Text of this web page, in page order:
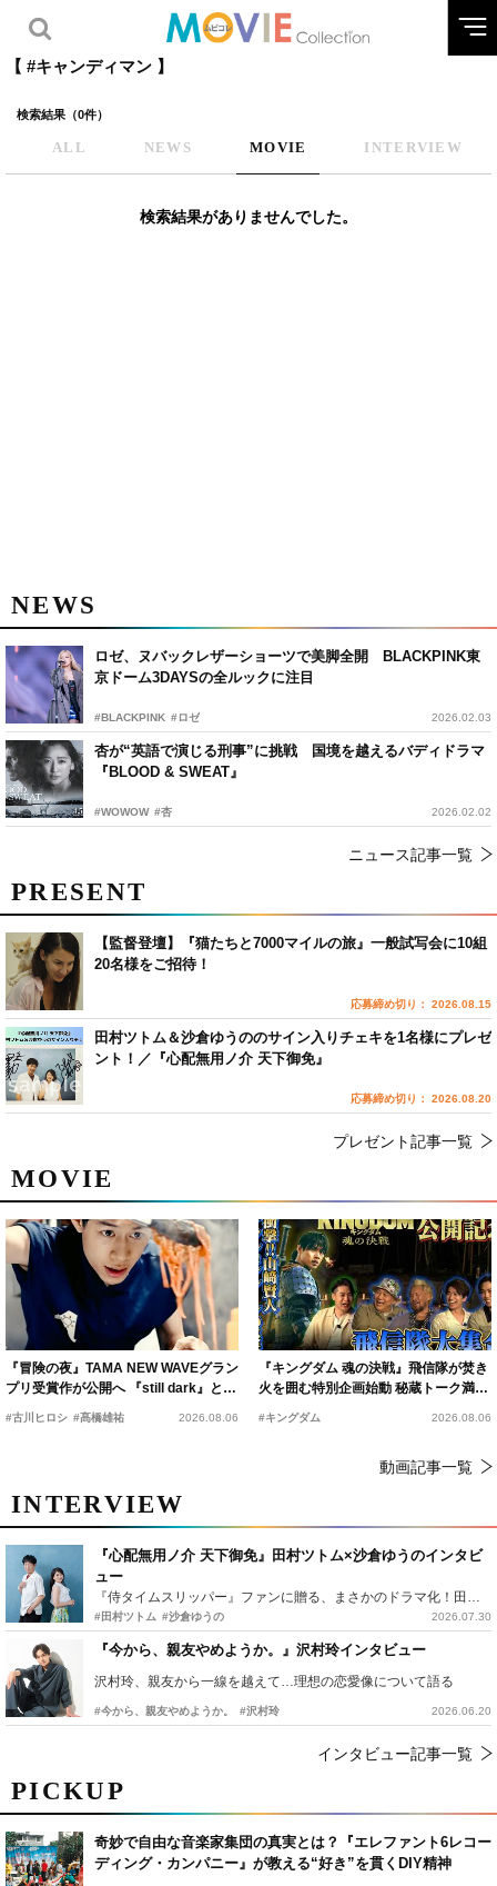
【 #キャンディマン 】
検索結果（0件）
ALL NEWS MOVIE INTERVIEW
検索結果がありませんでした。
NEWS
ロゼ、ヌバックレザーショーツで美脚全開 BLACKPINK東
京ドーム3DAYSの全ルックに注目
#BLACKPINK #ロゼ 2026.02.03
杏が“英語で演じる刑事”に挑戦 国境を越えるバディドラマ
『BLOOD & SWEAT』
#WOWOW #杏 2026.02.02
ニュース記事一覧
PICKUP
奇妙で自由な音楽家集団の真実とは？『エレファント6レコー
ディング・カンパニー』が教える“好き”を貫くDIY精神
MOVIE
『冒険の夜』TAMA NEW WAVEグラン
プリ受賞作が公開へ 『still dark』と同
時上映決定
#古川ヒロシ #髙橋雄祐 2026.08.06
『キングダム 魂の決戦』飛信隊が焚き
火を囲む特別企画始動 秘蔵トーク満載
の“キングダムキャンプ”開催
#キングダム 2026.08.06
動画記事一覧
INTERVIEW
『心配無用ノ介 天下御免』田村ツトム×沙倉ゆうのインタビ
ュー
『侍タイムスリッパー』ファンに贈る、まさかのドラマ化！田村ツトム×沙倉ゆうのが語る『心配無用ノ介』撮影秘話
#田村ツトム #沙倉ゆうの 2026.07.30
『今から、親友やめようか。』沢村玲インタビュー
沢村玲、親友から一線を越えて…理想の恋愛像について語る
#今から、親友やめようか。 #沢村玲 2026.06.20
インタビュー記事一覧
PRESENT
【監督登壇】『猫たちと7000マイルの旅』一般試写会に10組
20名様をご招待！
応募締め切り： 2026.08.15
田村ツトム＆沙倉ゆうののサイン入りチェキを1名様にプレゼ
ント！／『心配無用ノ介 天下御免』
応募締め切り： 2026.08.20
プレゼント記事一覧